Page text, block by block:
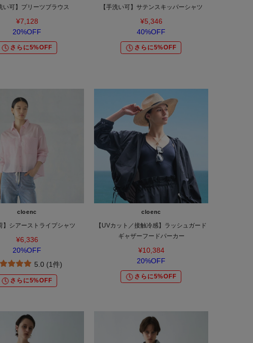
い可】プリーツブラウス
¥7,128
20%OFF
さらに5%OFF
【手洗い可】サテンスキッパーシャツ
¥5,346
40%OFF
さらに5%OFF
cloenc
】シアーストライプシャツ
¥6,336
20%OFF
5.0 (1件)
さらに5%OFF
cloenc
【UVカット／接触冷感】ラッシュガード
ギャザーフードパーカー
¥10,384
20%OFF
さらに5%OFF